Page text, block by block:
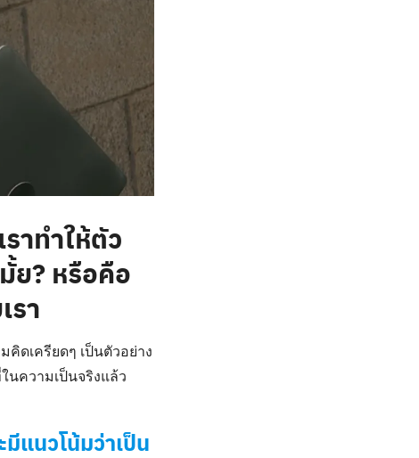
าทำให้ตัว
ย? หรือคือ
รา
คิดเครียดๆ เป็นตัวอย่าง
นความเป็นจริงแล้ว
แนวโน้มว่าเป็น